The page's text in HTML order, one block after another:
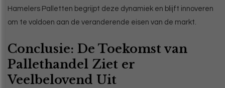
Hamelers Palletten begrijpt deze dynamiek en blijft innoveren
om te voldoen aan de veranderende eisen van de markt.
Conclusie: De Toekomst van
Pallethandel Ziet er
Veelbelovend Uit